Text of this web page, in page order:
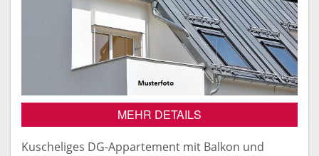
MEHR DETAILS
Kuscheliges DG-Appartement mit Balkon und